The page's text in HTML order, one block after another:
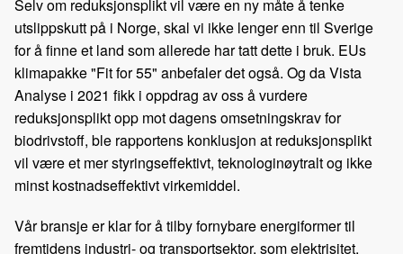
Selv om reduksjonsplikt vil være en ny måte å tenke
utslippskutt på i Norge, skal vi ikke lenger enn til Sverige
for å finne et land som allerede har tatt dette i bruk. EUs
klimapakke "Fit for 55" anbefaler det også. Og da Vista
Analyse i 2021 fikk i oppdrag av oss å vurdere
reduksjonsplikt opp mot dagens omsetningskrav for
biodrivstoff, ble rapportens konklusjon at reduksjonsplikt
vil være et mer styringseffektivt, teknologinøytralt og ikke
minst kostnadseffektivt virkemiddel.
Vår bransje er klar for å tilby fornybare energiformer til
fremtidens industri- og transportsektor, som elektrisitet,